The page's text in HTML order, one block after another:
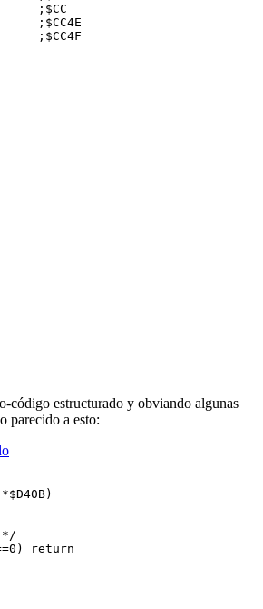
código estructurado y obviando algunas
parecido a esto:
return